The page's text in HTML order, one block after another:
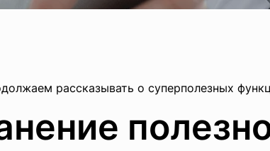
рассказывать о суперполезных